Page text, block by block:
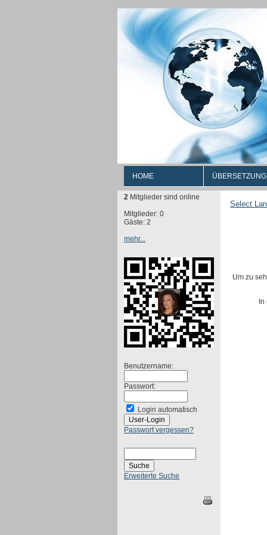
HOME
2 Mitglieder sind online
Mitglieder: 0
Gäste: 2
mehr...
Benutzername:
Passwort:
Login automatisch
Passwort vergessen?
Erweiterte Suche
Select
Um zu